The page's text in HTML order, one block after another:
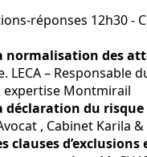
réponses 12h30 -
normalisation des
LECA – Responsable
expertise Montmirail
déclaration du risque
, Cabinet Karila
clauses d’exclusions